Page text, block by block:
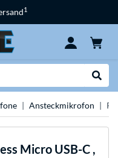
1
Ansteckmikrofon
Micro USB-C ,